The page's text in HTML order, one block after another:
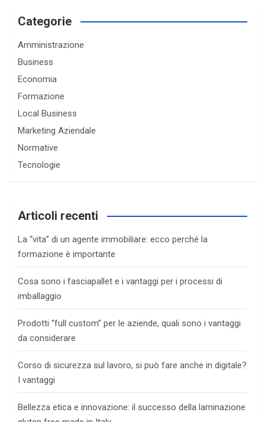
c
Categorie
Amministrazione
Business
Economia
Formazione
Local Business
Marketing Aziendale
Normative
Tecnologie
Articoli recenti
La “vita” di un agente immobiliare: ecco perché la
formazione è importante
Cosa sono i fasciapallet e i vantaggi per i processi di
imballaggio
Prodotti “full custom” per le aziende, quali sono i vantaggi
da considerare
Corso di sicurezza sul lavoro, si può fare anche in digitale?
I vantaggi
Bellezza etica e innovazione: il successo della laminazione